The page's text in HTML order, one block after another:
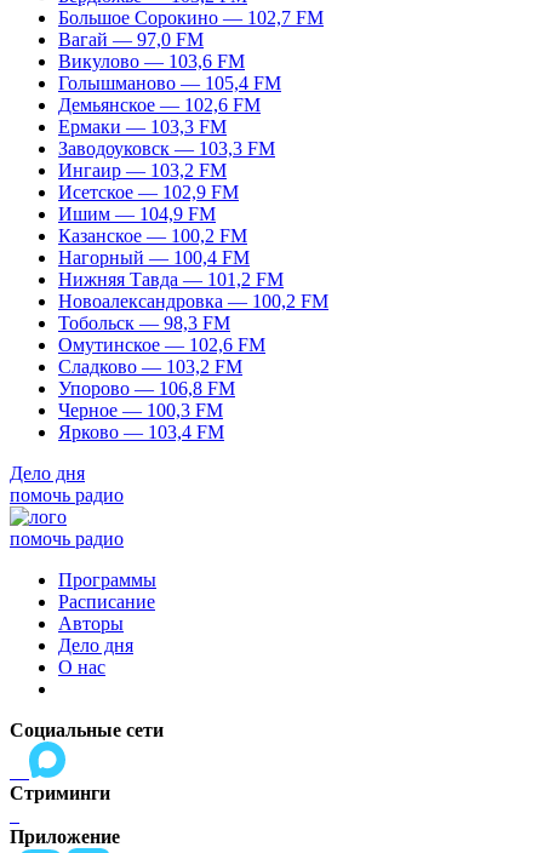
Большое Сорокино — 102,7 FM
Вагай — 97,0 FM
Викулово — 103,6 FM
Голышманово — 105,4 FM
Демьянское — 102,6 FM
Ермаки — 103,3 FM
Заводоуковск — 103,3 FM
Ингаир — 103,2 FM
Исетское — 102,9 FM
Ишим — 104,9 FM
Казанское — 100,2 FM
Нагорный — 100,4 FM
Нижняя Тавда — 101,2 FM
Новоалександровка — 100,2 FM
Тобольск — 98,3 FM
Омутинское — 102,6 FM
Сладково — 103,2 FM
Упорово — 106,8 FM
Черное — 100,3 FM
Ярково — 103,4 FM
Дело дня
помочь радио
помочь радио
Программы
Расписание
Авторы
Дело дня
О нас
Социальные сети
Стриминги
Приложение